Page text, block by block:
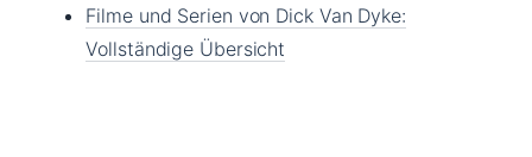
Filme und Serien von Dick Van Dyke:
Vollständige Übersicht